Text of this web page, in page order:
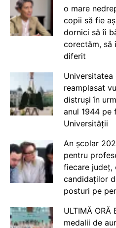
o mare
copii să fie
dornici să îi
corectăm, să
diferit
Universitatea
reamplasat
distruși în
anul 1944 pe
Universității
An școlar
pentru
fiecare județ,
candidaților
posturi pe
ULTIMĂ
medalii de